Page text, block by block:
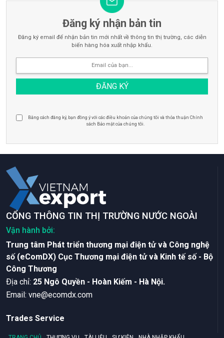
Đăng ký nhận bản tin
Đăng ký email để nhận bản tin mới nhất về thông tin thị trường, các diễn
biến hàng hóa xuất nhập khẩu.
Bằng cách đăng ký, bạn đồng ý với các điều khoản của chúng tôi và thỏa thuận Chính
sách Bảo mật của chúng tôi.
CỔNG THÔNG TIN THỊ TRƯỜNG NƯỚC NGOÀI
Vận hành bởi:
Trung tâm Phát triển thương mại điện tử và Công nghệ
số (eComDX) Cục Thương mại điện tử và Kinh tế số - Bộ
Công Thương
Ðịa chỉ: 25 Ngô Quyền - Hoàn Kiếm - Hà Nội.
Email: vne@ecomdx.com
Trades Service